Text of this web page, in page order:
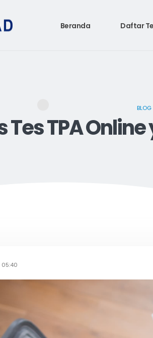
Beranda Daftar
BLOG
Tes TPA
05:40